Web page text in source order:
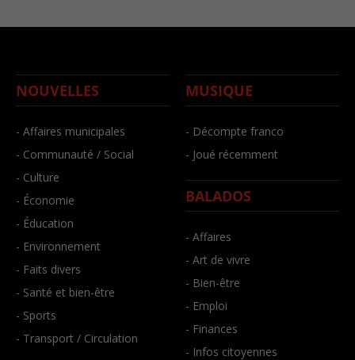
NOUVELLES
- Affaires municipales
- Communauté / Social
- Culture
- Économie
- Éducation
- Environnement
- Faits divers
- Santé et bien-être
- Sports
- Transport / Circulation
MUSIQUE
- Décompte franco
- Joué récemment
BALADOS
- Affaires
- Art de vivre
- Bien-être
- Emploi
- Finances
- Infos citoyennes